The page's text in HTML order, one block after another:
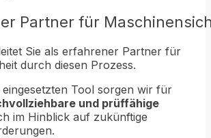
Partner für
Sie als erfahrener Partner für
durch diesen Prozess.
Tool sorgen wir für
und prüffähige
im Hinblick auf zukünftige